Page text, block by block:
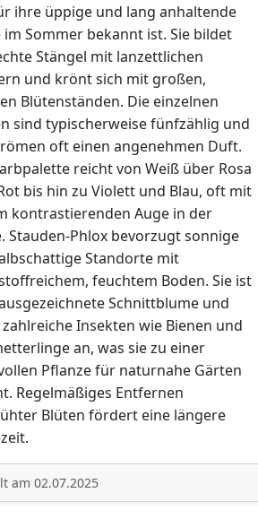
ihre üppige und lang anhaltende
im Sommer bekannt ist. Sie bildet
Stängel mit lanzettlichen
und krönt sich mit großen,
Blütenständen. Die einzelnen
sind typischerweise fünfzählig und
oft einen angenehmen Duft.
reicht von Weiß über Rosa
bis hin zu Violett und Blau, oft mit
kontrastierenden Auge in der
Stauden-Phlox bevorzugt sonnige
Standorte mit
feuchtem Boden. Sie ist
Schnittblume und
Insekten wie Bienen und
an, was sie zu einer
Pflanze für naturnahe Gärten
Regelmäßiges Entfernen
Blüten fördert eine längere
am 02.07.2025